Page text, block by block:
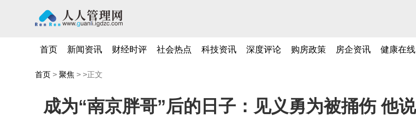
首页 新闻资讯 财经时评 社会热点 科技资讯 深度评论 购房政策 房企资讯 健康在线
首页 > 聚焦 > >正文
成为“南京胖哥”后的日子：见义勇为被捅伤 他说